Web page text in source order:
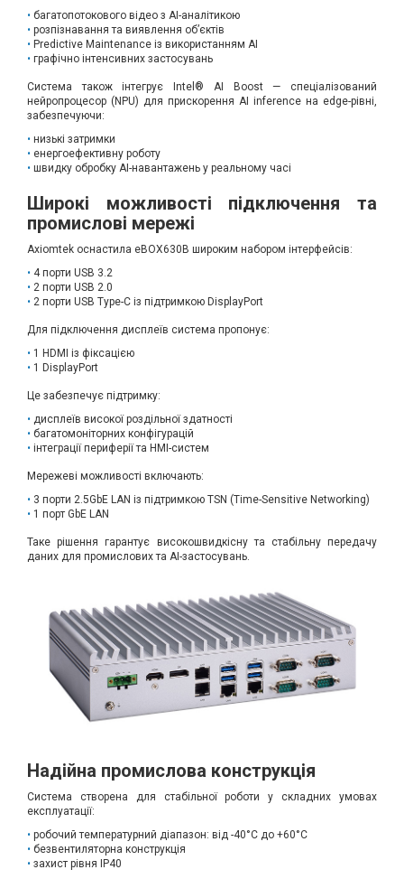
багатопотокового відео з AI-аналітикою
розпізнавання та виявлення об’єктів
Predictive Maintenance із використанням AI
графічно інтенсивних застосувань
Система також інтегрує Intel® AI Boost — спеціалізований
нейропроцесор (NPU) для прискорення AI inference на edge-рівні,
забезпечуючи:
низькі затримки
енергоефективну роботу
швидку обробку AI-навантажень у реальному часі
Широкі можливості підключення та
промислові мережі
Axiomtek оснастила eBOX630B широким набором інтерфейсів:
4 порти USB 3.2
2 порти USB 2.0
2 порти USB Type-C із підтримкою DisplayPort
Для підключення дисплеїв система пропонує:
1 HDMI із фіксацією
1 DisplayPort
Це забезпечує підтримку:
дисплеїв високої роздільної здатності
багатомоніторних конфігурацій
інтеграції периферії та HMI-систем
Мережеві можливості включають:
3 порти 2.5GbE LAN із підтримкою TSN (Time-Sensitive Networking)
1 порт GbE LAN
Таке рішення гарантує високошвидкісну та стабільну передачу
даних для промислових та AI-застосувань.
Надійна промислова конструкція
Система створена для стабільної роботи у складних умовах
експлуатації:
робочий температурний діапазон: від -40°C до +60°C
безвентиляторна конструкція
захист рівня IP40